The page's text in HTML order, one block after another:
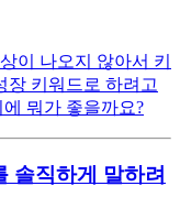
이 나오지 않아서 키
장 키워드로 하려고
뭐가 좋을까요?
솔직하게 말하려